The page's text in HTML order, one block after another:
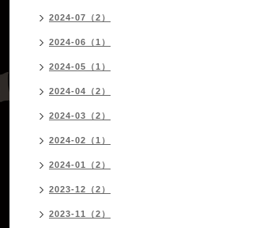
2024-07（2）
2024-06（1）
2024-05（1）
2024-04（2）
2024-03（2）
2024-02（1）
2024-01（2）
2023-12（2）
2023-11（2）